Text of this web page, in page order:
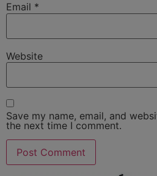
Email *
Website
Save my name, email, and
the next time I comment.